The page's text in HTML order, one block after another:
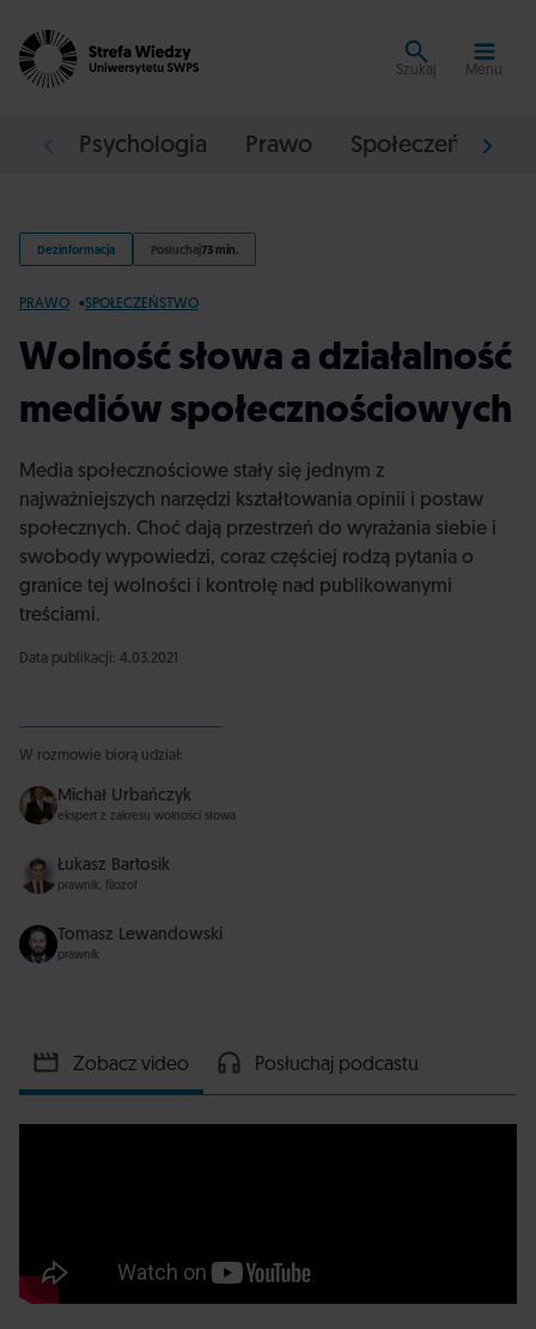
Szukaj Menu
Psychologia Prawo Społeczeństwo
Dezinformacja Posłuchaj73 min.
PRAWO SPOŁECZEŃSTWO
Wolność słowa a działalność
mediów społecznościowych
Media społecznościowe stały się jednym z
najważniejszych narzędzi kształtowania opinii i postaw
społecznych. Choć dają przestrzeń do wyrażania siebie i
swobody wypowiedzi, coraz częściej rodzą pytania o
granice tej wolności i kontrolę nad publikowanymi
treściami.
Data publikacji: 4.03.2021
W rozmowie biorą udział:
Michał Urbańczyk
ekspert z zakresu wolności słowa
Łukasz Bartosik
prawnik, filozof
Tomasz Lewandowski
prawnik
Zobacz video Posłuchaj podcastu